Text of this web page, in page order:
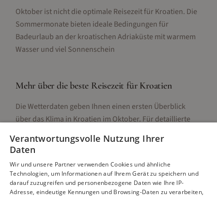
Oktober ist nicht die optimale Reisezeit für Kroatien. Die
Sommermonate bieten ideale Bedingungen für
Badeurlaub an der kroatischen Adriaküste mit warmem
Wasser und viel Sonnenschein
Mehr über die beste Reisezeit für Kroatien
Die Wetterdaten geben Ihnen einen ersten Überblick
über das Klima in Kroatien im Oktober. Für detaillierte
Unterschieden, Aktivitäten und Reisetipps besuchen Sie
Verantwortungsvolle Nutzung Ihrer
Daten
Wir und unsere Partner verwenden Cookies und ähnliche
Technologien, um Informationen auf Ihrem Gerät zu speichern und
darauf zuzugreifen und personenbezogene Daten wie Ihre IP-
Adresse, eindeutige Kennungen und Browsing-Daten zu verarbeiten,